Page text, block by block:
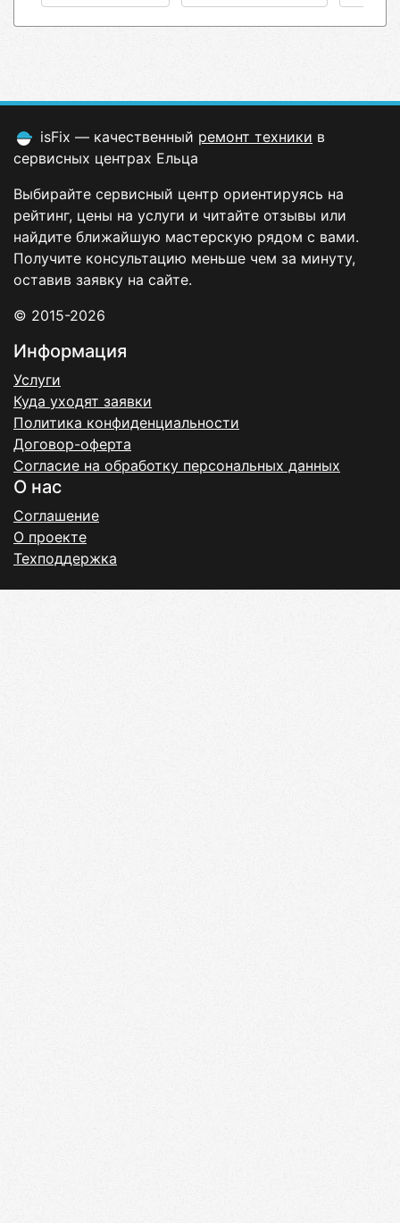
isFix — качественный ремонт техники в
сервисных центрах Ельца
Выбирайте сервисный центр ориентируясь на
рейтинг, цены на услуги и читайте отзывы или
найдите ближайшую мастерскую рядом с вами.
Получите консультацию меньше чем за минуту,
оставив заявку на сайте.
© 2015-2026
Информация
Услуги
Куда уходят заявки
Политика конфиденциальности
Договор-оферта
Согласие на обработку персональных данных
О нас
Соглашение
О проекте
Техподдержка